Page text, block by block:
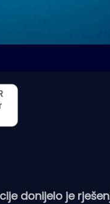
donijelo je